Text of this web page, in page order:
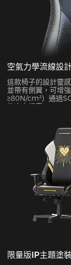
空氣力學流線設
這款椅子的設計靈
並帶有側翼，可增
≥80N/cm²）通過
約束力提高45%。
限量版IP主題塗